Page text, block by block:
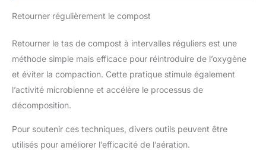
Retourner régulièrement le compost
Retourner le tas de compost à intervalles réguliers est une
méthode simple mais efficace pour réintroduire de l’oxygène
et éviter la compaction. Cette pratique stimule également
l’activité microbienne et accélère le processus de
décomposition.
Pour soutenir ces techniques, divers outils peuvent être
utilisés pour améliorer l’efficacité de l’aération.